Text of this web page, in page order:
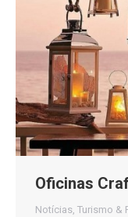
Oficinas
Notícias, Turismo &